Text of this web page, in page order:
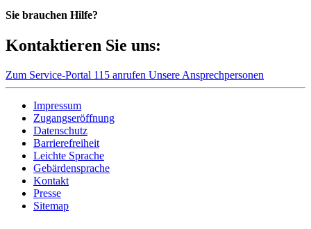
Sie brauchen Hilfe?
Kontaktieren Sie uns:
Zum Service-Portal 115 anrufen Unsere Ansprechpersonen
Impressum
Zugangseröffnung
Datenschutz
Barrierefreiheit
Leichte Sprache
Gebärdensprache
Kontakt
Presse
Sitemap